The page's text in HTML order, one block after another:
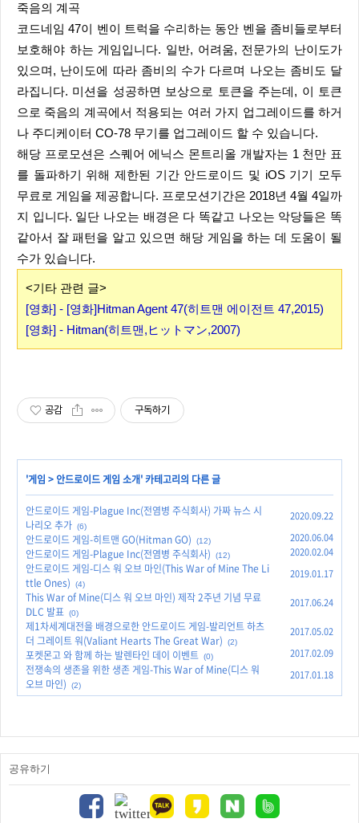
죽음의 계곡
코드네임 47이 벤이 트럭을 수리하는 동안 벤을 좀비들로부터
보호해야 하는 게임입니다. 일반, 어려움, 전문가의 난이도가
있으며, 난이도에 따라 좀비의 수가 다르며 나오는 좀비도 달
라집니다. 미션을 성공하면 보상으로 토큰을 주는데, 이 토큰
으로 죽음의 계곡에서 적용되는 여러 가지 업그레이드를 하거
나 주디케이터 CO-78 무기를 업그레이드 할 수 있습니다.
해당 프로모션은 스퀘어 에닉스 몬트리올 개발자는 1 천만 표
를 돌파하기 위해 제한된 기간 안드로이드 및 iOS 기기 모두
무료로 게임을 제공합니다. 프로모션기간은 2018년 4월 4일까
지 입니다. 일단 나오는 배경은 다 똑같고 나오는 악당들은 똑
같아서 잘 패턴을 알고 있으면 해당 게임을 하는 데 도움이 될
수가 있습니다.
<기타 관련 글>
[영화] - [영화]Hitman Agent 47(히트맨 에이전트 47,2015)
[영화] - Hitman(히트맨,ヒットマン,2007)
공감 구독하기
'게임 >안드로이드 게임 소개' 카테고리의 다른 글
안드로이드 게임-Plague Inc(전염병 주식회사) 가짜 뉴스 시
나리오 추가 (6)
2020.09.22
안드로이드 게임-히트맨 GO(Hitman GO) (12) 2020.06.04
안드로이드 게임-Plague Inc(전염병 주식회사) (12) 2020.02.04
안드로이드 게임-디스 워 오브 마인(This War of Mine The Li
ttle Ones)
(4)
2019.01.17
This War of Mine(디스 워 오브 마인) 제작 2주년 기념 무료
DLC 발표 (0)
2017.06.24
제1차세계대전을 배경으로한 안드로이드 게임-발리언트 하츠
더 그레이트 워(Valiant Hearts The Great War)
(2)
2017.05.02
포켓몬고 와 함께 하는 발렌타인 데이 이벤트 (0) 2017.02.09
전쟁속의 생존을 위한 생존 게임-This War of Mine(디스 워
오브 마인)
(2)
2017.01.18
공유하기